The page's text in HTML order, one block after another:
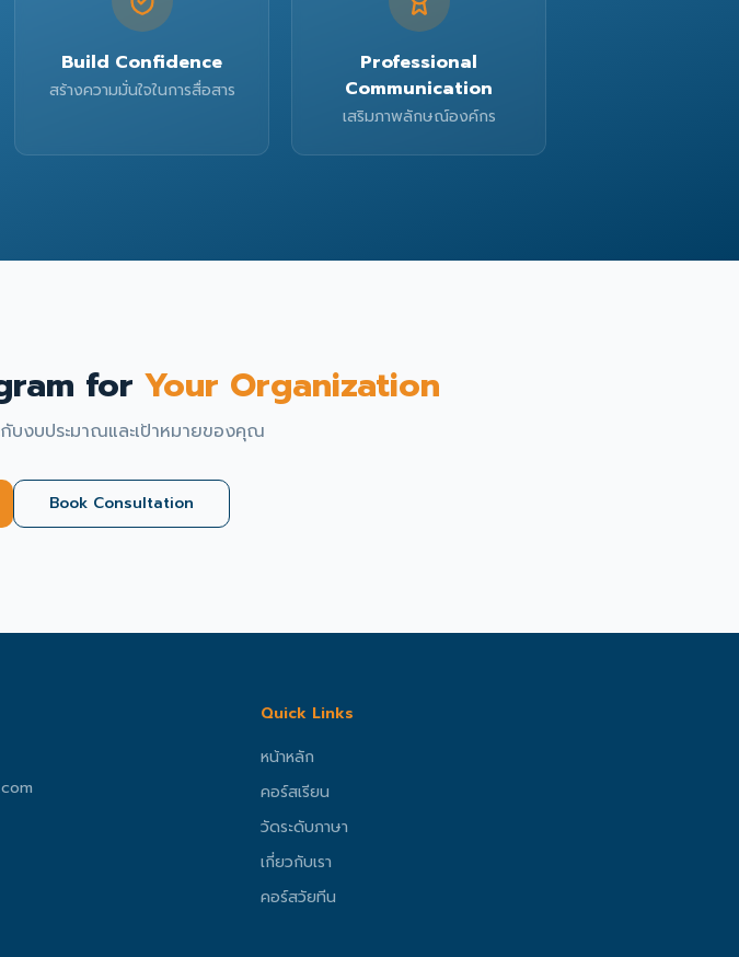
Build Confidence
สร้างความมั่นใจในการสื่อสาร
Professional
Communication
เสริมภาพลักษณ์องค์กร
for Your Organization
กับงบประมาณและเป้าหมายของคุณ
Book Consultation
Quick Links
หน้าหลัก
คอร์สเรียน
วัดระดับภาษา
เกี่ยวกับเรา
คอร์สวัยทีน